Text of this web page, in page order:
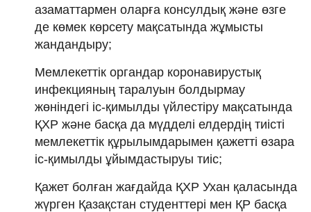
азаматтармен оларға консулдық және өзге
де көмек көрсету мақсатында жұмысты
жандандыру;
Мемлекеттік органдар коронавирустық
инфекцияның таралуын болдырмау
жөніндегі іс-қимылды үйлестіру мақсатында
ҚХР және басқа да мүдделі елдердің тиісті
мемлекеттік құрылымдарымен қажетті өзара
іс-қимылды ұйымдастыруы тиіс;
Қажет болған жағдайда ҚХР Ухан қаласында
жүрген Қазақстан студенттері мен ҚР басқа